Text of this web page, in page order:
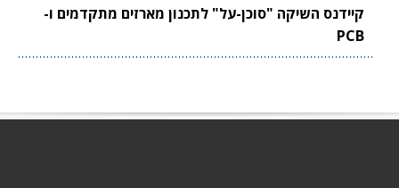
קיידנס השיקה "סוכן-על" לתכנון מארזים מתקדמים ו-
PCB